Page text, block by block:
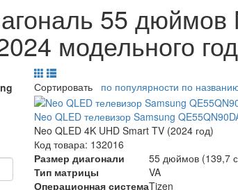
55 дюймов
модельного
Сортировать по популярности по
Neo QLED телевизор Samsung
Neo QLED 4K UHD Smart TV (2024 год)
Код товара: 132016
Размер диагонали
55 дюймов (139,7
Тип матрицы
VA
Операционная системаTizen